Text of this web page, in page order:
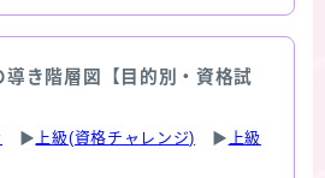
導き階層図【目的別・資格試
▶ 上級(資格チャレンジ) ▶ 上級